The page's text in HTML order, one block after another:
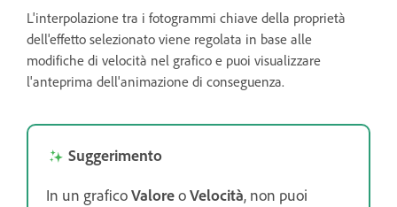
L'interpolazione tra i fotogrammi chiave della proprietà
dell'effetto selezionato viene regolata in base alle
modifiche di velocità nel grafico e puoi visualizzare
l'anteprima dell'animazione di conseguenza.
Suggerimento
In un graficoValoreoVelocità, non puoi